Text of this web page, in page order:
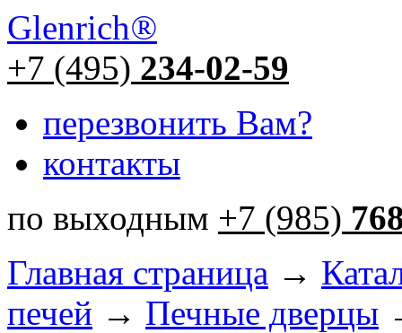
Glenrich®
+7 (495) 234-02-59
перезвонить Вам?
контакты
по выходным +7 (985)
Главная страница →
печей → Печные дверцы